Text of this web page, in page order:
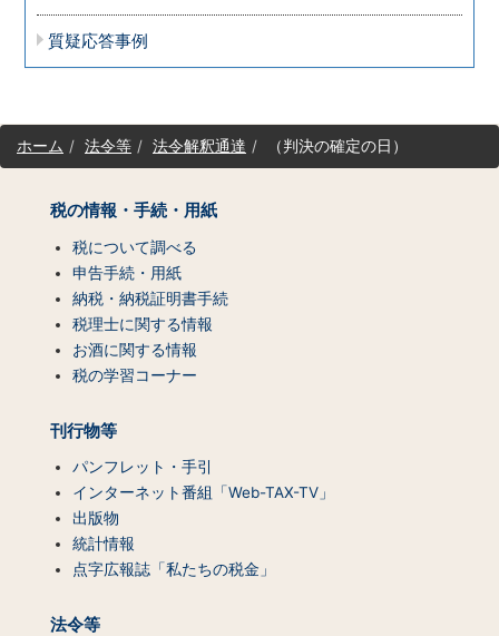
質疑応答事例
サ
イホーム 法令等 法令解釈通達 （判決の確定の日）
税の情報・手続・用紙
税について調べる
申告手続・用紙
納税・納税証明書手続
税理士に関する情報
お酒に関する情報
税の学習コーナー
刊行物等
パンフレット・手引
インターネット番組「Web-TAX-TV」
出版物
統計情報
点字広報誌「私たちの税金」
法令等